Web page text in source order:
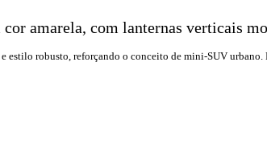
estilo robusto, reforçando o conceito de mini-SUV